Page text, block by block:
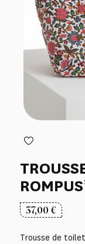
37,00€
Trousse de